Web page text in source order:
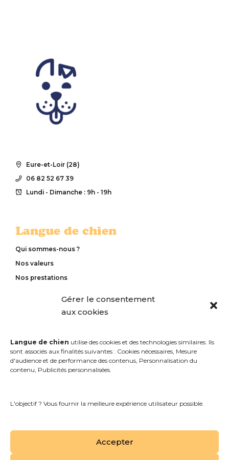
Gérer le consentement
aux cookies
Langue de chien utilise des cookies et des technologies similaires. Ils
sont associés aux finalités suivantes : Cookies nécessaires, Mesure
d'audience et de performance des contenus, Personnalisation du
contenu, Publicités personnalisées.
L'objectif ? Vous fournir la meilleure expérience utilisateur possible.
Accepter
Eure-et-Loir (28)
06 82 52 67 39
Lundi - Dimanche : 9h - 19h
Langue de chien
Qui sommes-nous ?
Nos valeurs
Nos prestations
Accès rapides
Gestion des cookies
Suivez-nous !